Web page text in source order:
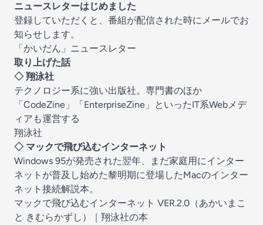
ニュースレターはじめました
登録していただくと、番組が配信された時にメールでお
知らせします。
「かいだん」ニュースレター
取り上げた話
◇ 翔泳社
テクノロジー系に強い出版社。専門書のほか
「CodeZine」「EnterpriseZine」といったIT系Webメデ
ィアも運営する
翔泳社
◇ マックで飛び込むインターネット
Windows 95が発売された翌年、まだ家庭用にインター
ネットが普及し始めた黎明期に登場したMacのインター
ネット接続解説本。
マックで飛び込むインターネット VER.2.0（あかいまこ
と きむらかずし）｜翔泳社の本